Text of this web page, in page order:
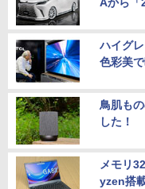
ハイグ
色彩美
鳥肌も
した！
メモリ
yzen搭